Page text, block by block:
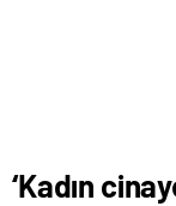
‘Kadın